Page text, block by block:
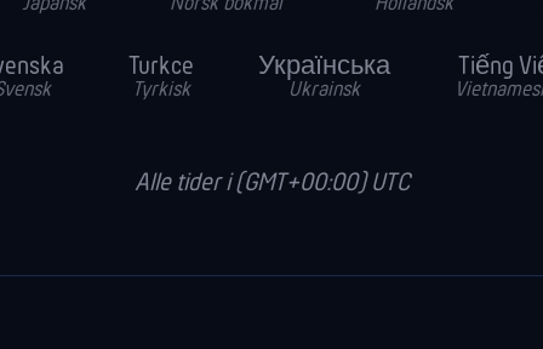
Japansk Norsk bokmål Hollandsk
Turkce
Tyrkisk
Українська
Ukrainsk
Tiếng
Alle tider i (GMT+00:00) UTC